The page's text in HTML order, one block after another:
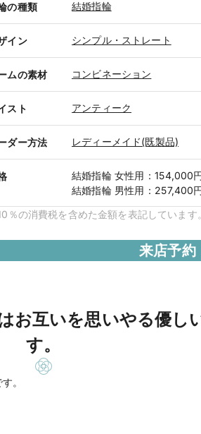
の種類 結婚指輪
イン シンプル・ストレート
ムの素材 コンビネーション
スト アンティーク
ダー方法 レディーメイド(既製品)
結婚指輪 女性用 ：154,000
結婚指輪 男性用 ： 257,400
％の消費税を含めた金額を表記しています
来店予約
お互いを思いやる優し
す。
。